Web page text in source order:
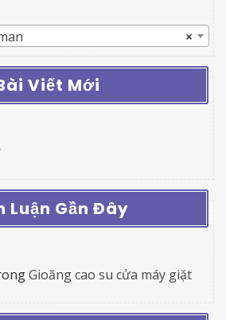
×
Viết Mới
Luận Gần Đây
Gioăng cao su cửa máy giặt